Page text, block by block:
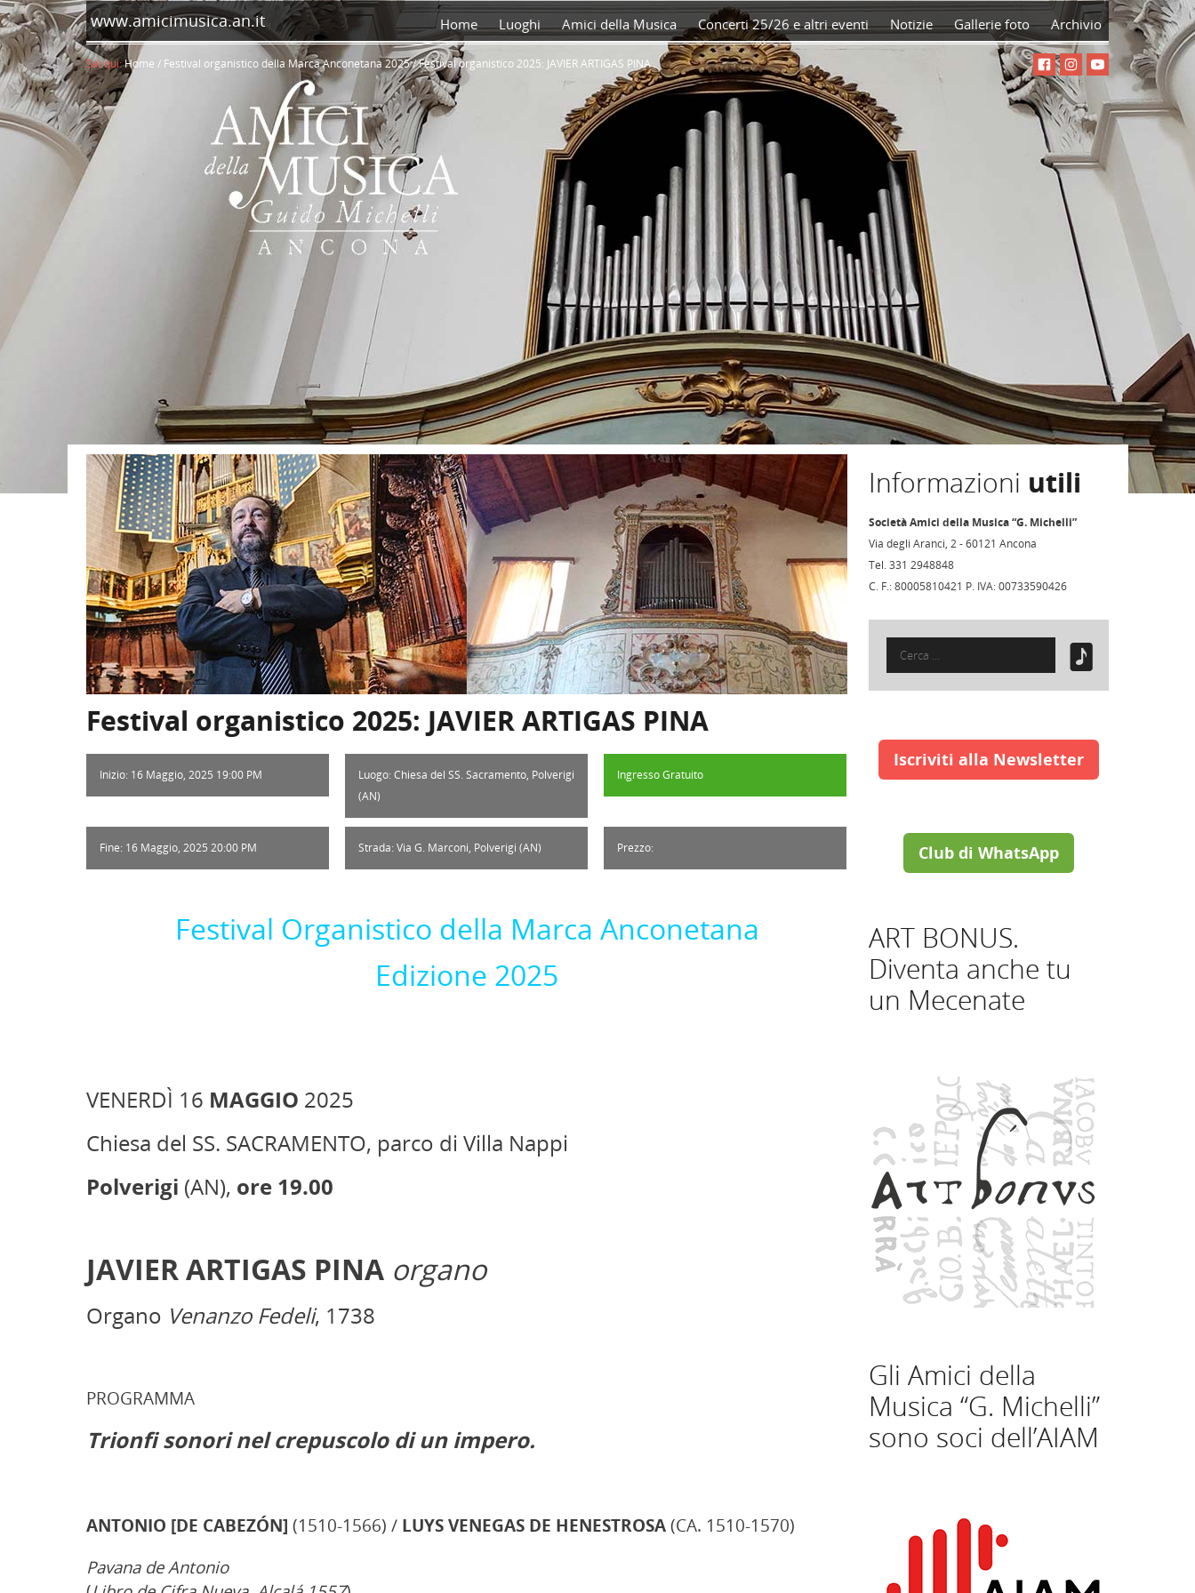
www.amicimusica.an.it Home Luoghi Amici della Musica Concerti 25/26 e altri eventi Notizie Gallerie foto Archivio
Sei qui:Home / Festival organistico della Marca Anconetana 2025/Festival organistico 2025: JAVIER ARTIGAS PINA
Festival organistico 2025: JAVIER ARTIGAS PINA
Inizio: 16 Maggio, 2025 19:00 PM
Luogo: Chiesa del SS. Sacramento, Polverigi
(AN)
Ingresso Gratuito
Fine: 16 Maggio, 2025 20:00 PM Strada: Via G. Marconi, Polverigi (AN) Prezzo:
Festival Organistico della Marca Anconetana
Edizione 2025
VENERDÌ 16 MAGGIO 2025
Chiesa del SS. SACRAMENTO, parco di Villa Nappi
Polverigi (AN), ore 19.00
JAVIER ARTIGAS PINA organo
Organo Venanzo Fedeli, 1738
PROGRAMMA
Trionfi sonori nel crepuscolo di un impero.
ANTONIO [DE CABEZÓN] (1510-1566) / LUYS VENEGAS DE HENESTROSA (CA. 1510-1570)
Pavana de Antonio
Informazioni utili
Società Amici della Musica “G. Michelli”
Via degli Aranci, 2 - 60121 Ancona
Tel. 331 2948848
C. F.: 80005810421 P. IVA: 00733590426
Ricerca
Iscriviti alla Newsletter
Club di WhatsApp
ART BONUS.
Diventa anche tu
un Mecenate
Gli Amici della
Musica “G. Michelli”
sono soci dell’AIAM